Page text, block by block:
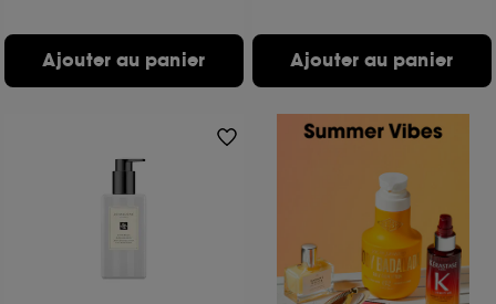
Ajouter au panier Ajouter au panier